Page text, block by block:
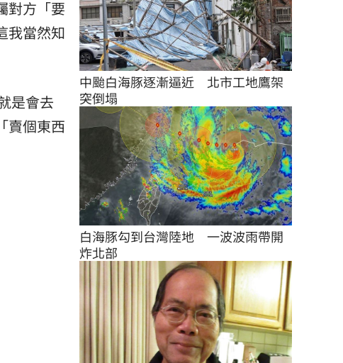
對方「要
我當然知
是會去
賣個東西
中颱白海豚逐漸逼近　北市工地鷹架
突倒塌
白海豚勾到台灣陸地　一波波雨帶開
炸北部